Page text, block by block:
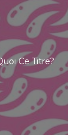
Ce Titre?